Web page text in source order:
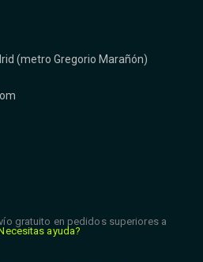
(metro Gregorio Marañón)
gratuito en pedidos superiores a
ayuda?